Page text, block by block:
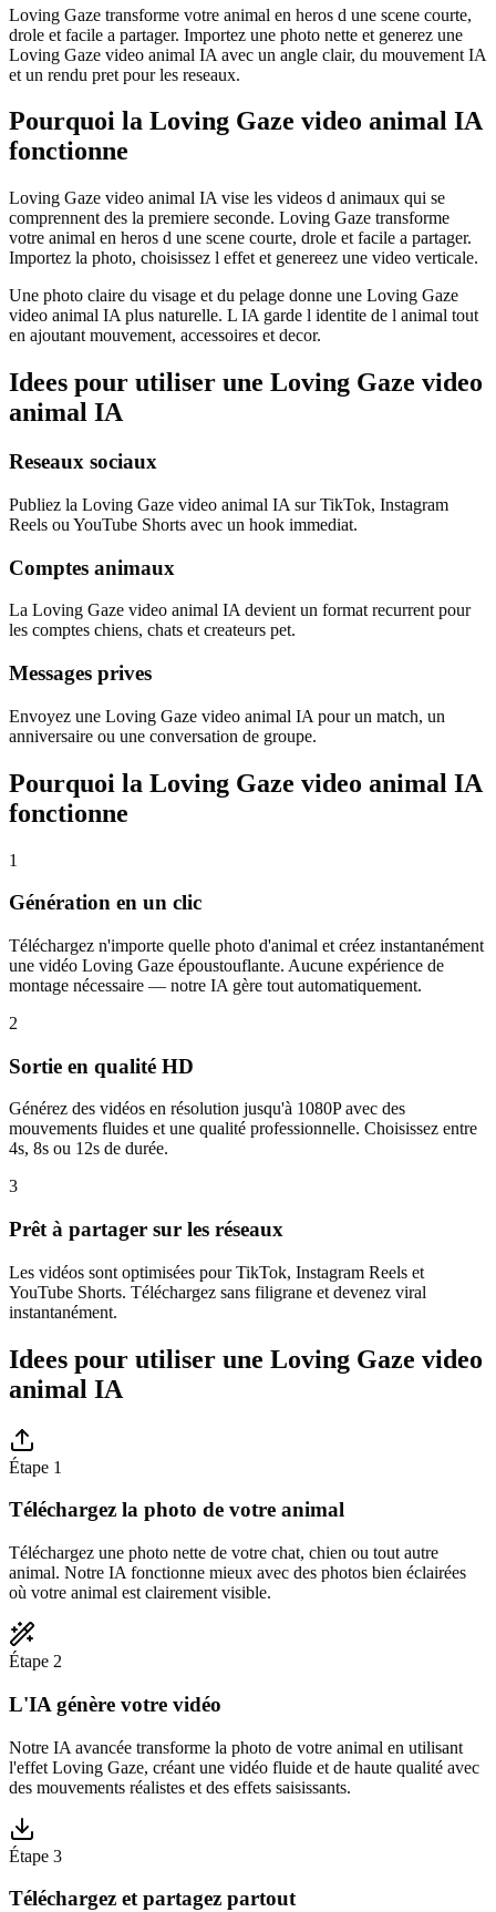
Loving Gaze transforme votre animal en heros d une scene courte,
drole et facile a partager. Importez une photo nette et generez une
Loving Gaze video animal IA avec un angle clair, du mouvement IA
et un rendu pret pour les reseaux.
Pourquoi la Loving Gaze video animal IA
fonctionne
Loving Gaze video animal IA vise les videos d animaux qui se
comprennent des la premiere seconde. Loving Gaze transforme
votre animal en heros d une scene courte, drole et facile a partager.
Importez la photo, choisissez l effet et genereez une video verticale.
Une photo claire du visage et du pelage donne une Loving Gaze
video animal IA plus naturelle. L IA garde l identite de l animal tout
en ajoutant mouvement, accessoires et decor.
Idees pour utiliser une Loving Gaze video
animal IA
Reseaux sociaux
Publiez la Loving Gaze video animal IA sur TikTok, Instagram
Reels ou YouTube Shorts avec un hook immediat.
Comptes animaux
La Loving Gaze video animal IA devient un format recurrent pour
les comptes chiens, chats et createurs pet.
Messages prives
Envoyez une Loving Gaze video animal IA pour un match, un
anniversaire ou une conversation de groupe.
Pourquoi la Loving Gaze video animal IA
fonctionne
1
Génération en un clic
Téléchargez n'importe quelle photo d'animal et créez instantanément
une vidéo Loving Gaze époustouflante. Aucune expérience de
montage nécessaire — notre IA gère tout automatiquement.
2
Sortie en qualité HD
Générez des vidéos en résolution jusqu'à 1080P avec des
mouvements fluides et une qualité professionnelle. Choisissez entre
4s, 8s ou 12s de durée.
3
Prêt à partager sur les réseaux
Les vidéos sont optimisées pour TikTok, Instagram Reels et
YouTube Shorts. Téléchargez sans filigrane et devenez viral
instantanément.
Idees pour utiliser une Loving Gaze video
animal IA
Étape 1
Téléchargez la photo de votre animal
Téléchargez une photo nette de votre chat, chien ou tout autre
animal. Notre IA fonctionne mieux avec des photos bien éclairées
où votre animal est clairement visible.
Étape 2
L'IA génère votre vidéo
Notre IA avancée transforme la photo de votre animal en utilisant
l'effet Loving Gaze, créant une vidéo fluide et de haute qualité avec
des mouvements réalistes et des effets saisissants.
Étape 3
Téléchargez et partagez partout